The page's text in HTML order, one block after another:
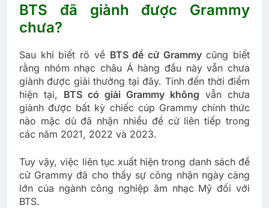
BTS đã giành được Grammy
chưa?
Sau khi biết rõ về BTS đề cử Grammycũng biết
rằng nhóm nhạc châu Á hàng đầu này vẫn chưa
giành được giải thưởng tại đây. Tính đến thời điểm
hiện tại, BTS có giải Grammy không vẫn chưa
giành được bất kỳ chiếc cúp Grammy chính thức
nào mặc dù đã nhận nhiều đề cử liên tiếp trong
các năm 2021, 2022 và 2023.
Tuy vậy, việc liên tục xuất hiện trong danh sách đề
cử Grammy đã cho thấy sự công nhận ngày càng
lớn của ngành công nghiệp âm nhạc Mỹ đối với
BTS.